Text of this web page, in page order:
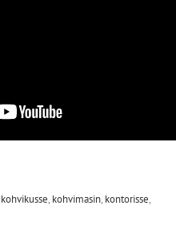
kohvikusse, kohvimasin, kontorisse,